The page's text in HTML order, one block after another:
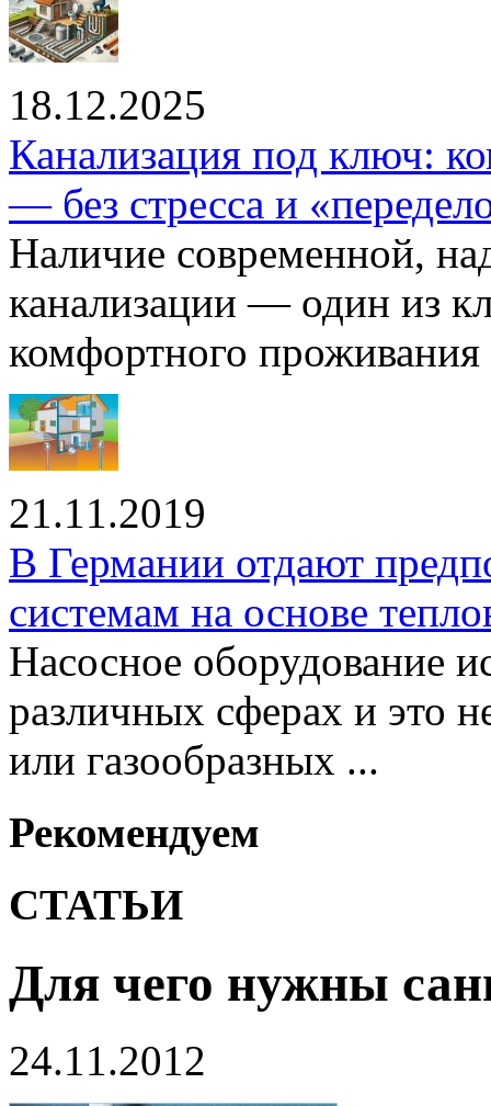
18.12.2025
Канализация под ключ:
— без стресса и
Наличие современной,
канализации — один из
комфортного проживания
21.11.2019
В Германии отдают
системам на основе
Насосное оборудование
различных сферах и это
или газообразных ...
Рекомендуем
СТАТЬИ
Для чего нужны
24.11.2012